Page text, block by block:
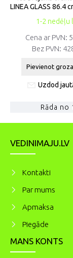
1-2 nedēļu
LINEA GLASS 86.4
Cena ar PVN:
Bez PVN:
Pievienot
Uzdod
Rāda no
VEDINIMAJU.LV
Kontakti
Par mums
Apmaksa
Piegāde
MANS KONTS